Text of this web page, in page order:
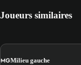
Joueurs similaires
MGMilieu gauche